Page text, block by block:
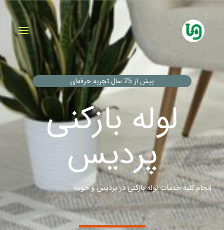
بیش از 25 سال تجربه حرفه‌ای
لوله بازکنی
پردیس
انجام کلیه خدمات لوله بازکنی در پردیس و حومه